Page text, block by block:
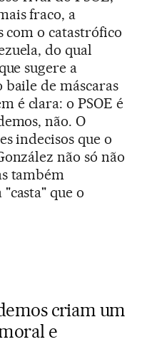
fraco, a
com o catastrófico
do qual
sugere a
baile de máscaras
é clara: o PSOE é
não. O
indecisos que o
não só não
também
que o
criam um
e